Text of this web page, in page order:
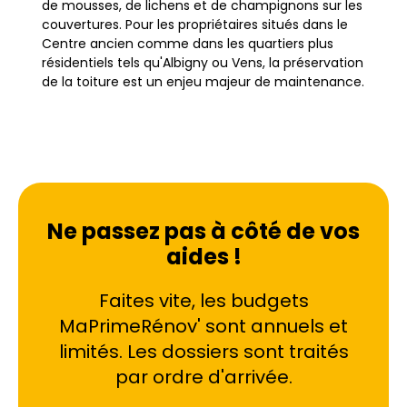
de mousses, de lichens et de champignons sur les
couvertures. Pour les propriétaires situés dans le
Centre ancien comme dans les quartiers plus
résidentiels tels qu'Albigny ou Vens, la préservation
de la toiture est un enjeu majeur de maintenance.
intervention technique nécessaire pour contrer
stagnation de l'humidité. Les toitures des chalets
traditionnels, tout comme celles des villas
modernes ou des immeubles récents de Seynod
dégel fréquents. Sans une protection adéquate,
les tuiles poreuses absorbent l'eau, ce qui peut
entraîner des fissures et des infiltrations
dommageables pour la structure du bâtiment.
L'intervention régulière permet de maintenir
l'intégrité de la couverture face à ces défis
Ne passez pas à côté de vos
aides !
Faites vite, les budgets
MaPrimeRénov' sont annuels et
limités. Les dossiers sont traités
par ordre d'arrivée.